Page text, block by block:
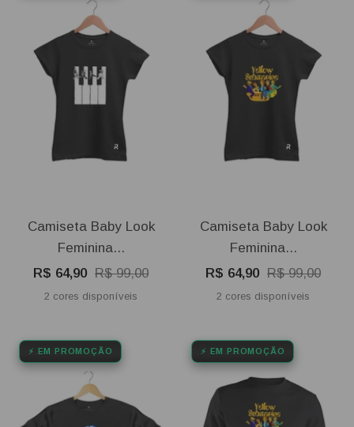
Camiseta Baby Look
Feminina...
Preço
promocional
R$ 64,90 Preço
normal
R$ 99,00
2 cores disponíveis
Camiseta Baby Look
Feminina...
Preço
promocional
R$ 64,90 Preço
normal
R$ 99,00
2 cores disponíveis
⚡ EM PROMOÇÃO ⚡ EM PROMOÇÃO